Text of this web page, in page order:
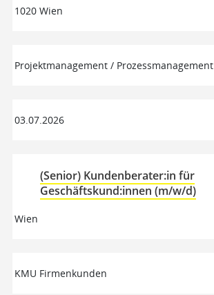
1020 Wien
Projektmanagement / Prozessmanagement
03.07.2026
(Senior) Kundenberater:in für
Geschäftskund:innen (m/w/d)
Wien
KMU Firmenkunden